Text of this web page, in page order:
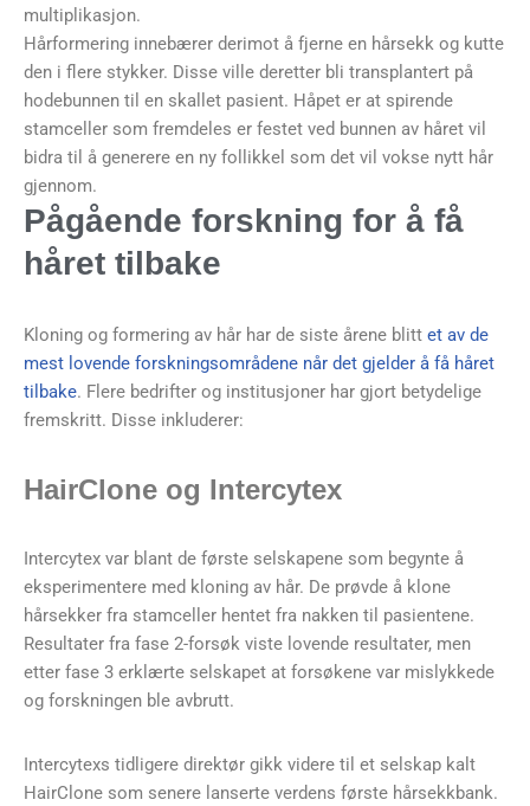
multiplikasjon.
Hårformering innebærer derimot å fjerne en hårsekk og kutte
den i flere stykker. Disse ville deretter bli transplantert på
hodebunnen til en skallet pasient. Håpet er at spirende
stamceller som fremdeles er festet ved bunnen av håret vil
bidra til å generere en ny follikkel som det vil vokse nytt hår
gjennom.
Pågående forskning for å få
håret tilbake
Kloning og formering av hår har de siste årene blitt et av de
mest lovende forskningsområdene når det gjelder å få håret
tilbake. Flere bedrifter og institusjoner har gjort betydelige
fremskritt. Disse inkluderer:
HairClone og Intercytex
Intercytex var blant de første selskapene som begynte å
eksperimentere med kloning av hår. De prøvde å klone
hårsekker fra stamceller hentet fra nakken til pasientene.
Resultater fra fase 2-forsøk viste lovende resultater, men
etter fase 3 erklærte selskapet at forsøkene var mislykkede
og forskningen ble avbrutt.
Intercytexs tidligere direktør gikk videre til et selskap kalt
HairClone som senere lanserte verdens første hårsekkbank.